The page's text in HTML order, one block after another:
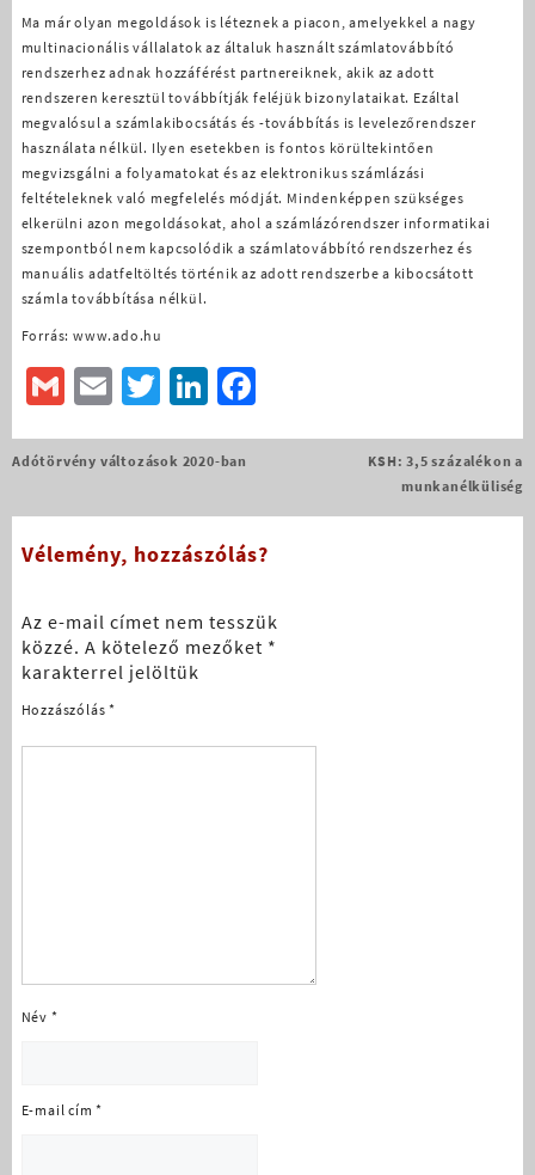
Ma már olyan megoldások is léteznek a piacon, amelyekkel a nagy
multinacionális vállalatok az általuk használt számlatovábbító
rendszerhez adnak hozzáférést partnereiknek, akik az adott
rendszeren keresztül továbbítják feléjük bizonylataikat. Ezáltal
megvalósul a számlakibocsátás és -továbbítás is levelezőrendszer
használata nélkül. Ilyen esetekben is fontos körültekintően
megvizsgálni a folyamatokat és az elektronikus számlázási
feltételeknek való megfelelés módját. Mindenképpen szükséges
elkerülni azon megoldásokat, ahol a számlázórendszer informatikai
szempontból nem kapcsolódik a számlatovábbító rendszerhez és
manuális adatfeltöltés történik az adott rendszerbe a kibocsátott
számla továbbítása nélkül.
Forrás: www.ado.hu
GmailEmailTwitterLinkedIn
Facebook
Bejegyzés
Adótörvény változások 2020-ban
KSH: 3,5 százalékon a
munkanélküliség
Vélemény, hozzászólás?
Az e-mail címet nem tesszük
közzé. A kötelező mezőket *
karakterrel jelöltük
Hozzászólás*
Név *
E-mail cím*